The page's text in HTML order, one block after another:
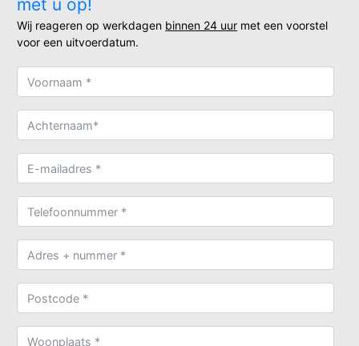
met u op!
Wij reageren op werkdagen binnen 24 uur met een voorstel
voor een uitvoerdatum.